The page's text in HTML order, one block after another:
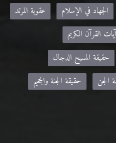
الجهاد في الإسلام
عقوبة المرتد
القرآن الكريم
حقيقة المسيح الدجال
الجن
حقيقة الجنة والجحيم